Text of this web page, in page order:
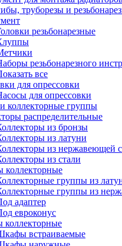
труборезы и
резьбонарезные
резьбонарезного
все
для опрессовки
для опрессовки
коллекторные группы
распределительные
из бронзы
из латуни
из нержавеющей
из стали
коллекторные
группы из
группы из
адаптер
евроконус
встраиваемые